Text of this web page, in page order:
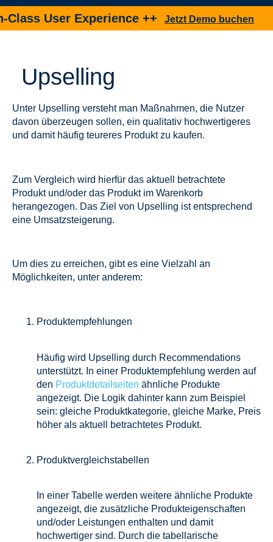
User Experience ++Jetzt Demo buchen
Upselling
Unter Upselling versteht man Maßnahmen, die Nutzer
davon überzeugen sollen, ein qualitativ hochwertigeres
und damit häufig teureres Produkt zu kaufen.
Zum Vergleich wird hierfür das aktuell betrachtete
Produkt und/oder das Produkt im Warenkorb
herangezogen. Das Ziel von Upselling ist entsprechend
eine Umsatzsteigerung.
Um dies zu erreichen, gibt es eine Vielzahl an
Möglichkeiten, unter anderem:
Produktempfehlungen
Häufig wird Upselling durch Recommendations
unterstützt. In einer Produktempfehlung werden auf
den Produktdetailseiten ähnliche Produkte
angezeigt. Die Logik dahinter kann zum Beispiel
sein: gleiche Produktkategorie, gleiche Marke, Preis
höher als aktuell betrachtetes Produkt.
Produktvergleichstabellen
In einer Tabelle werden weitere ähnliche Produkte
angezeigt, die zusätzliche Produkteigenschaften
und/oder Leistungen enthalten und damit
hochwertiger sind. Durch die tabellarische